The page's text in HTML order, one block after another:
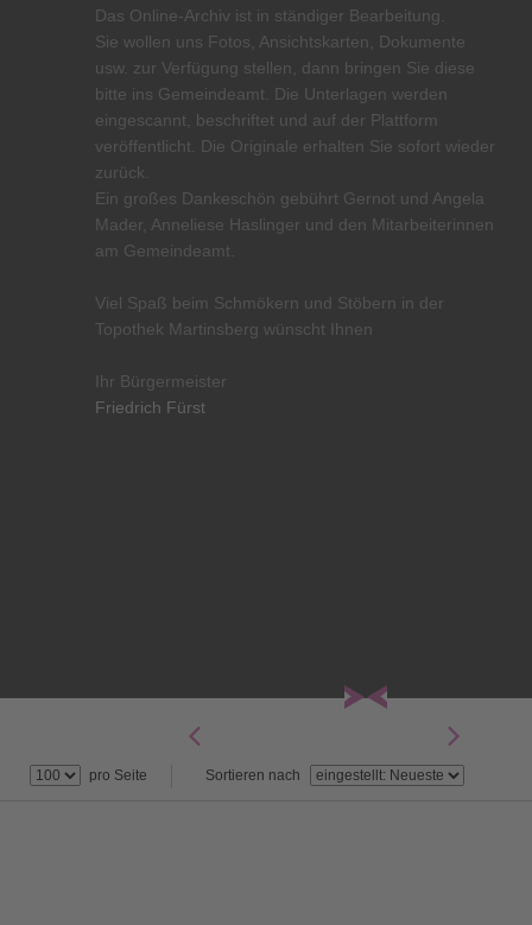
Das Online-Archiv ist in ständiger Bearbeitung.
Sie wollen uns Fotos, Ansichtskarten, Dokumente
usw. zur Verfügung stellen, dann bringen Sie diese
bitte ins Gemeindeamt. Die Unterlagen werden
eingescannt, beschriftet und auf der Plattform
veröffentlicht. Die Originale erhalten Sie sofort wieder
zurück.
Ein großes Dankeschön gebührt Gernot und Angela
Mader, Anneliese Haslinger und den Mitarbeiterinnen
am Gemeindeamt.
Viel Spaß beim Schmökern und Stöbern in der
Topothek Martinsberg wünscht Ihnen
Ihr Bürgermeister
Friedrich Fürst
pro Seite Sortieren nach